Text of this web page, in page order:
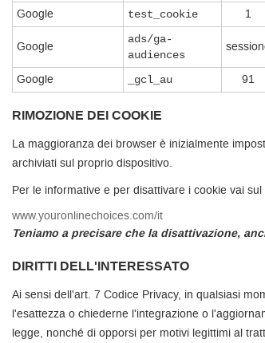
Google
test_cookie 1
Google
ads/ga-
audiences
Google
_gcl_au 91
RIMOZIONE DEI COOKIE
La maggioranza dei browser è inizialmente
archiviati sul proprio dispositivo.
Per le informative e per disattivare i cookie vai sul
www.youronlinechoices.com/it
Teniamo a precisare che la disattivazione,
DIRITTI DELL'INTERESSATO
Ai sensi dell'art. 7 Codice Privacy, in qualsiasi
l'esattezza o chiederne l'integrazione o
legge, nonché di opporsi per motivi legittimi al